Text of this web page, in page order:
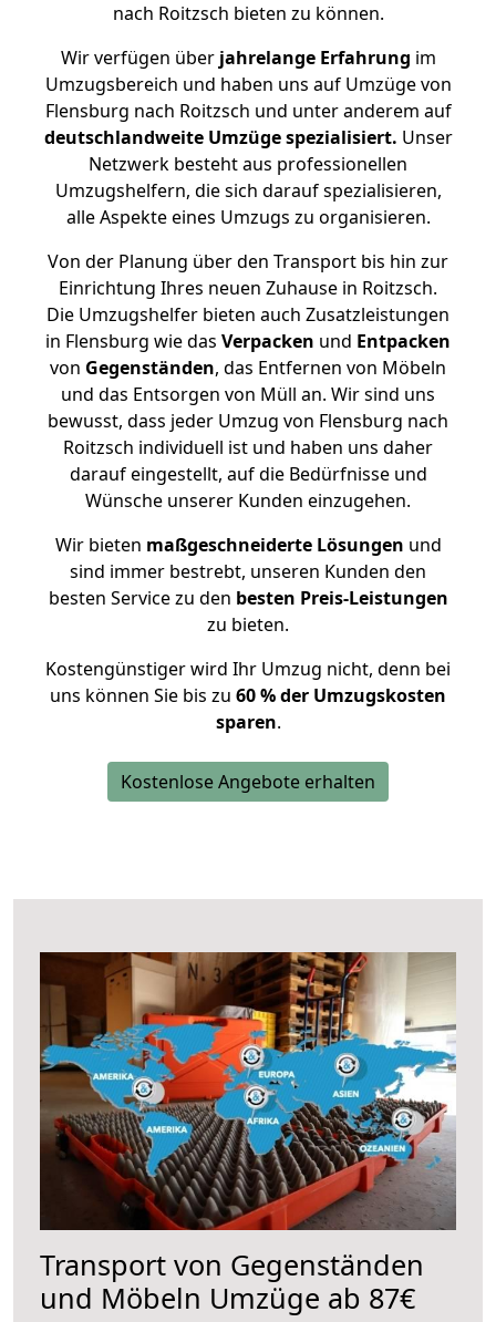
nach Roitzsch bieten zu können.
Wir verfügen überjahrelange Erfahrung im
Umzugsbereich und haben uns auf Umzüge von
Flensburg nach Roitzsch und unter anderem auf
deutschlandweite Umzüge spezialisiert. Unser
Netzwerk besteht aus professionellen
Umzugshelfern, die sich darauf spezialisieren,
alle Aspekte eines Umzugs zu organisieren.
Von der Planung über den Transport bis hin zur
Einrichtung Ihres neuen Zuhause in Roitzsch.
Die Umzugshelfer bieten auch Zusatzleistungen
in Flensburg wie das Verpacken und Entpacken
von Gegenständen, das Entfernen von Möbeln
und das Entsorgen von Müll an. Wir sind uns
bewusst, dass jeder Umzug von Flensburg nach
Roitzsch individuell ist und haben uns daher
darauf eingestellt, auf die Bedürfnisse und
Wünsche unserer Kunden einzugehen.
Wir bieten maßgeschneiderte Lösungen und
sind immer bestrebt, unseren Kunden den
besten Service zu den besten Preis-Leistungen
zu bieten.
Kostengünstiger wird Ihr Umzug nicht, denn bei
uns können Sie bis zu 60 % der Umzugskosten
sparen.
Kostenlose Angebote erhalten
Transport von Gegenständen
und Möbeln Umzüge ab 87€